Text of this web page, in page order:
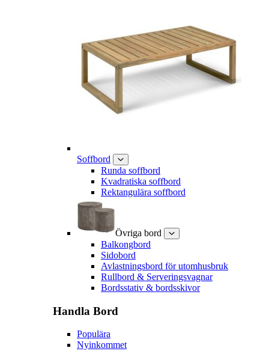
Soffbord
Runda soffbord
Kvadratiska soffbord
Rektangulära soffbord
Övriga bord
Balkongbord
Sidobord
Avlastningsbord för utomhusbruk
Rullbord & Serveringsvagnar
Bordsstativ & bordsskivor
Handla Bord
Populära
Nyinkommet